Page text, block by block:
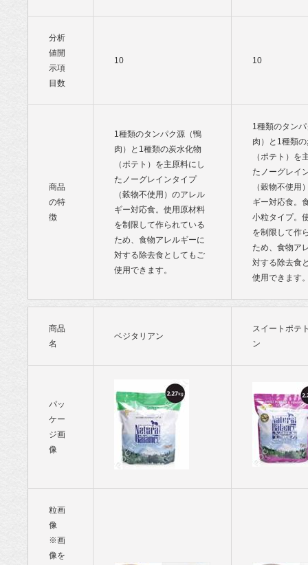
分析
値開
示項
目数
10 10
商品
の特
徴
1種類のタンパク源（鴨
肉）と1種類の炭水化物
（ポテト）を主原料にし
たノーグレインタイプ
（穀物不使用）のアレル
ギー対応食。使用原材料
を制限して作られている
ため、食物アレルギーに
対する除去食としてもご
使用できます。
1種類のタン
肉）と1種類
（ポテト）を
たノーグレイ
（穀物不使用
ギー対応食。
小粒タイプ。
を制限して作
ため、食物ア
対する除去食
使用できます
商品
名
ベジタリアン
スイートポテ
ン
パッ
ケー
ジ画
像
粒画
像
※画
像を